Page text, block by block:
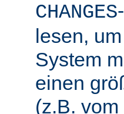
CHANGES
lesen,
System
einen
(z.B.